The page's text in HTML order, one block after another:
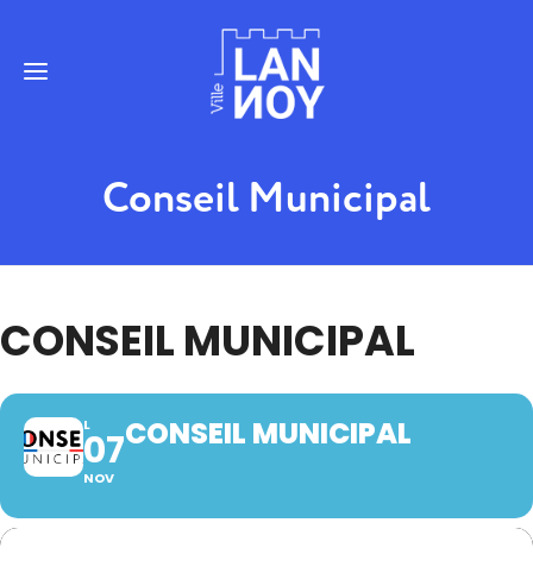
Conseil Municipal
CONSEIL MUNICIPAL
L
07
NOV
CONSEIL MUNICIPAL